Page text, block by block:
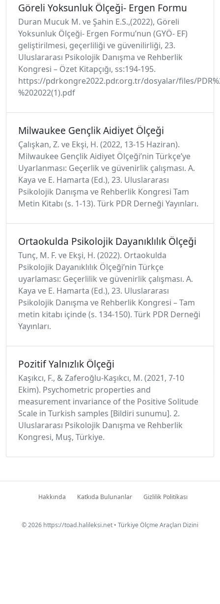
Göreli Yoksunluk Ölçeği- Ergen Formu
Duran Mucuk M. ve Şahin E.S.,(2022), Göreli
Yoksunluk Ölçeği- Ergen Formu’nun (GYÖ- EF)
geliştirilmesi, geçerliliği ve güvenilirliği, 23.
Uluslararası Psikolojik Danışma ve Rehberlik
Kongresi – Özet Kitapçığı, ss:194-195.
https://pdrkongre2022.pdr.org.tr/dosyalar/files/
%202022(1).pdf
Milwaukee Gençlik Aidiyet Ölçeği
Çalışkan, Z. ve Ekşi, H. (2022, 13-15 Haziran).
Milwaukee Gençlik Aidiyet Ölçeği’nin Türkçe’ye
Uyarlanması: Geçerlik ve güvenirlik çalışması. A.
Kaya ve E. Hamarta (Ed.), 23. Uluslararası
Psikolojik Danışma ve Rehberlik Kongresi Tam
Metin Kitabı (s. 1-13). Türk PDR Derneği Yayınları.
Ortaokulda Psikolojik Dayanıklılık Ölçeği
Tunç, M. F. ve Ekşi, H. (2022). Ortaokulda
Psikolojik Dayanıklılık Ölçeği’nin Türkçe
uyarlaması: Geçerlilik ve güvenirlik çalışması. A.
Kaya ve E. Hamarta (Ed.), 23. Uluslararası
Psikolojik Danışma ve Rehberlik Kongresi – Tam
metin kitabı içinde (s. 134-150). Türk PDR Derneği
Yayınları.
Pozitif Yalnızlık Ölçeği
Kaşıkcı, F., & Zaferoğlu-Kaşıkcı, M. (2021, 7-10
Ekim). Psychometric properties and
measurement invariance of the Positive Solitude
Scale in Turkish samples [Bildiri sunumu]. 2.
Uluslararası Psikolojik Danışma ve Rehberlik
Kongresi, Muş, Türkiye.
Hakkında Katkıda Bulunanlar Gizlilik Politikası
© 2026 https://toad.halileksi.net • Türkiye Ölçme Araçları Dizini